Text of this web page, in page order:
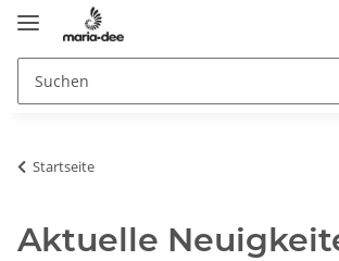
Startseite
Aktuelle